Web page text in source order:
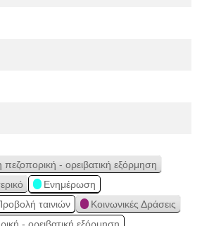
πεζοπορική - ορειβατική εξόρμηση
Ενημέρωση
ταινιών
Κοινωνικές Δράσεις